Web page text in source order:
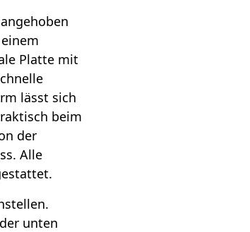
Platte mit
lässt sich
beim
der
Alle
unten